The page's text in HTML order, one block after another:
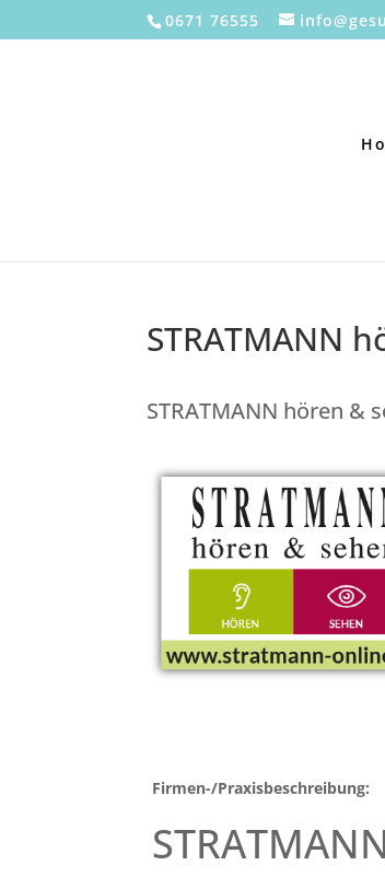
0671 76555
STRATMANN
STRATMANN hören &
Firmen-/Praxisbeschreibung: